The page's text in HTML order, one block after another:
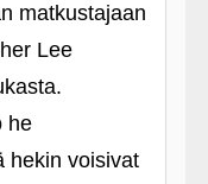
matkustajaan
Lee
he
hekin voisivat